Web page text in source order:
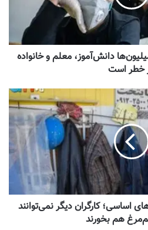
دانش‌آموز، معلم و خانواده
خطر است
اساسی؛ کارگران دیگر نمی‌توانند
هم بخورند